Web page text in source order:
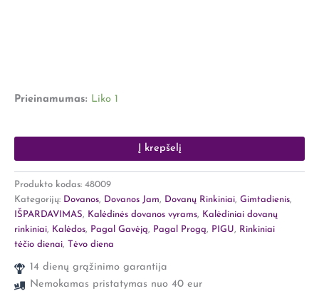
Prieinamumas: Liko 1
Į krepšelį
Produkto kodas: 48009
Kategorijų: Dovanos, Dovanos Jam, Dovanų Rinkiniai, Gimtadienis,
IŠPARDAVIMAS, Kalėdinės dovanos vyrams, Kalėdiniai dovanų
rinkiniai, Kalėdos, Pagal Gavėją, Pagal Progą, PIGU, Rinkiniai
tėčio dienai, Tėvo diena
14 dienų grąžinimo garantija
Nemokamas pristatymas nuo 40 eur